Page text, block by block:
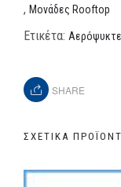
, Μονάδες Rooftop
Ετικέτα:
SHARE
ΣΧΕΤΙΚΆ